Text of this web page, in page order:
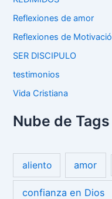
Reflexiones de amor
Reflexiones de
SER DISCIPULO
testimonios
Vida Cristiana
Nube de Tags
aliento amor
confianza en Dios